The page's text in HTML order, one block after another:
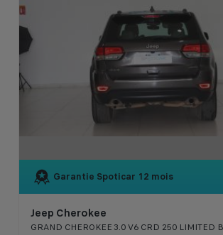
Garantie Spoticar 12 mois
Jeep Cherokee
GRAND CHEROKEE 3.0 V6 CRD 250 LIMITED